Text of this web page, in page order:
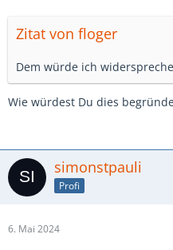
Zitat von floger
Dem würde ich
Wie würdest Du dies
simonstpauli
Profi
6. Mai 2024